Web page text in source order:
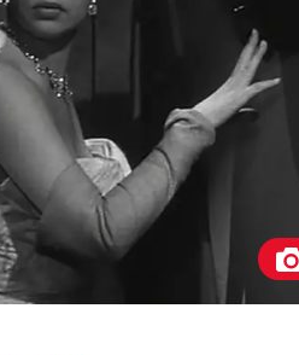
film avec
Ant-Man 3 :
générique,
casting,
photos,
Top Gun
vraiment piloté
besoins du film ?
sur la
des
dans la
Doctor Strange
scènes post-
explique
suite
fans du
Kraven le
s'offre une